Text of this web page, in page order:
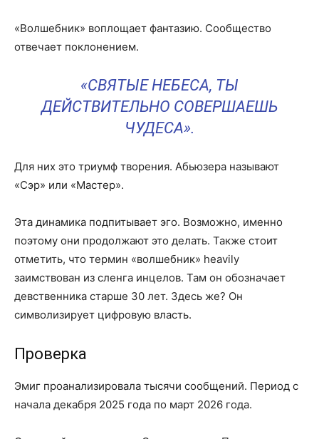
«Волшебник» воплощает фантазию. Сообщество
отвечает поклонением.
«СВЯТЫЕ НЕБЕСА, ТЫ
ДЕЙСТВИТЕЛЬНО СОВЕРШАЕШЬ
ЧУДЕСА».
Для них это триумф творения. Абьюзера называют
«Сэр» или «Мастер».
Эта динамика подпитывает эго. Возможно, именно
поэтому они продолжают это делать. Также стоит
отметить, что термин «волшебник» heavily
заимствован из сленга инцелов. Там он обозначает
девственника старше 30 лет. Здесь же? Он
символизирует цифровую власть.
Проверка
Эмиг проанализировала тысячи сообщений. Период с
начала декабря 2025 года по март 2026 года.